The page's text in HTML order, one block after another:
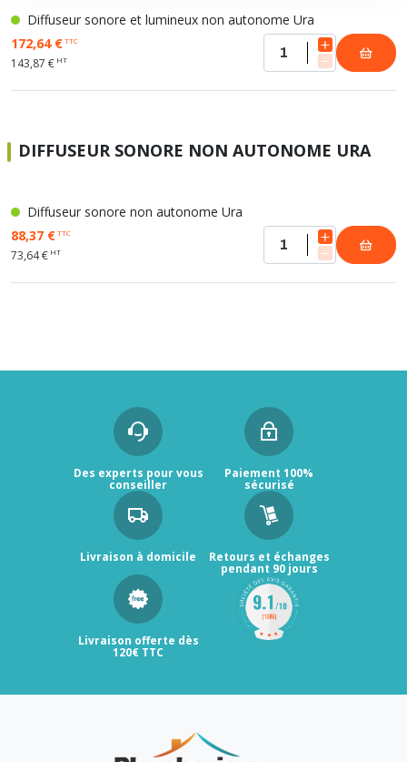
Diffuseur sonore et lumineux non autonome Ura
172,64 €TTC
143,87 € HT
DIFFUSEUR SONORE NON AUTONOME URA
Diffuseur sonore non autonome Ura
88,37 €TTC
73,64 € HT
Des experts pour vous
conseiller
Paiement 100%
sécurisé
Livraison à domicile Retours et échanges
pendant 90 jours
Livraison offerte dès
120€ TTC